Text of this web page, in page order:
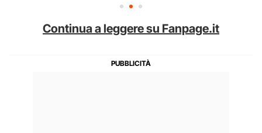
Continua a leggere su Fanpage.it